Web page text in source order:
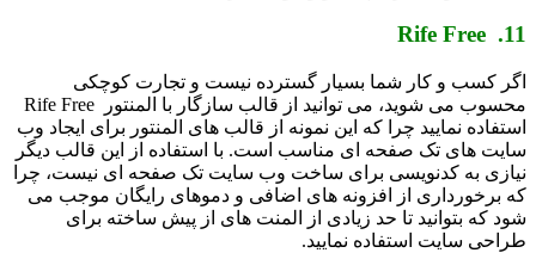
11. Rife Free
اگر کسب و کار شما بسیار گسترده نیست و تجارت کوچکی
محسوب می شوید، می توانید از قالب سازگار با المنتور Rife Free
استفاده نمایید چرا که این نمونه از قالب های المنتور برای ایجاد وب
سایت های تک صفحه ای مناسب است. با استفاده از این قالب دیگر
نیازی به کدنویسی برای ساخت وب سایت تک صفحه ای نیست، چرا
که برخورداری از افزونه های اضافی و دموهای رایگان موجب می
شود که بتوانید تا حد زیادی از المنت های از پیش ساخته برای
طراحی سایت استفاده نمایید.